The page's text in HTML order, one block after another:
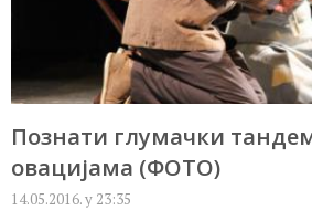
Познати глумачки
овацијама (ФОТО)
14.05.2016. у 23:35